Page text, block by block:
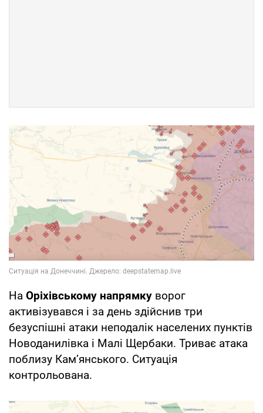
На Оріхівському напрямку ворог
активізувався і за день здійснив три
безуспішні атаки неподалік населених пунктів
Новоданилівка і Малі Щербаки. Триває атака
поблизу Кам’янського. Ситуація
контрольована.